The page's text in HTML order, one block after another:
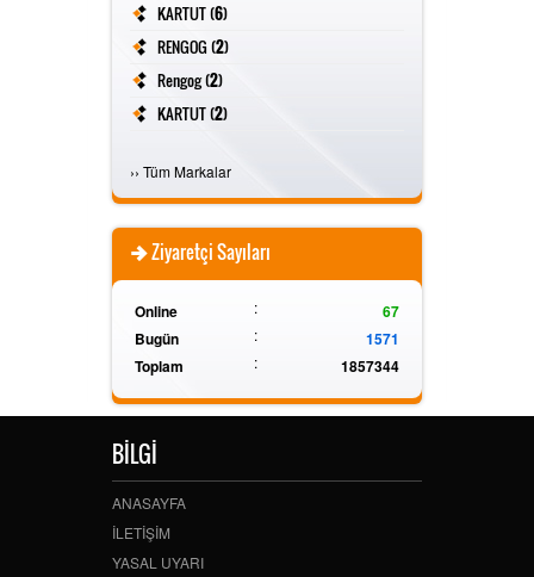
KARTUT (6)
RENGOG (2)
Rengog (2)
KARTUT (2)
›› Tüm Markalar
Ziyaretçi Sayıları
Online :
67
Bugün
:
1571
Toplam
: 1857344
BİLGİ
ANASAYFA
İLETİŞİM
YASAL UYARI